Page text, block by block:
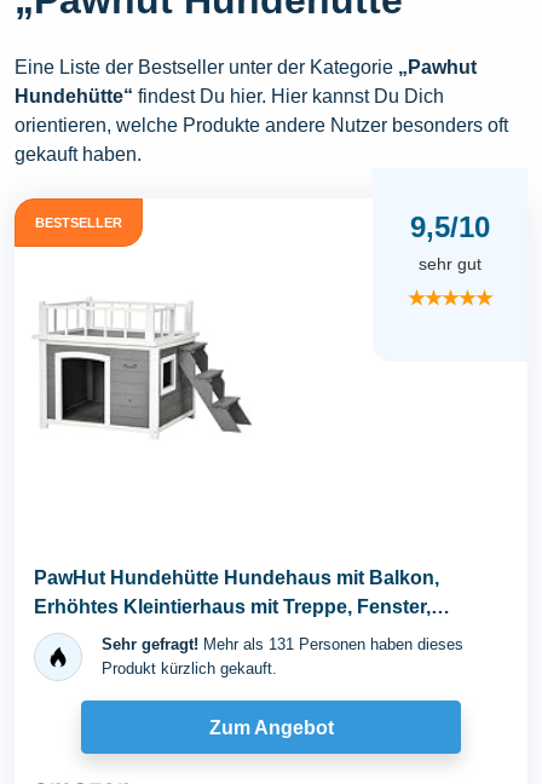
Eine Liste der Bestseller unter der Kategorie „Pawhut
Hundehütte“ findest Du hier. Hier kannst Du Dich
orientieren, welche Produkte andere Nutzer besonders oft
gekauft haben.
BESTSELLER 9,5/10
sehr gut
★★★★★
PawHut Hundehütte Hundehaus mit Balkon,
Erhöhtes Kleintierhaus mit Treppe, Fenster,
Hundehöhle...
Sehr gefragt! Mehr als 131 Personen haben dieses
Produkt kürzlich gekauft.
Zum Angebot